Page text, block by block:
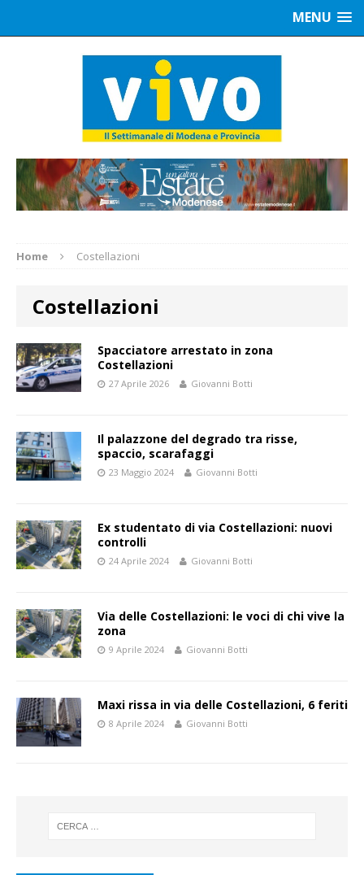
MENU
Home Costellazioni
Costellazioni
Spacciatore arrestato in zona
Costellazioni
27 Aprile 2026 Giovanni Botti
Il palazzone del degrado tra risse,
spaccio, scarafaggi
23 Maggio 2024 Giovanni Botti
Ex studentato di via Costellazioni: nuovi
controlli
24 Aprile 2024 Giovanni Botti
Via delle Costellazioni: le voci di chi vive la
zona
9 Aprile 2024 Giovanni Botti
Maxi rissa in via delle Costellazioni, 6 feriti
8 Aprile 2024 Giovanni Botti